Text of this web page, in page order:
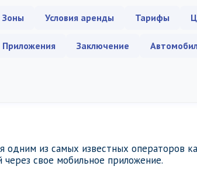
Зоны Условия аренды Тарифы
Приложения Заключение
одним из самых известных операторов
свое мобильное приложение.